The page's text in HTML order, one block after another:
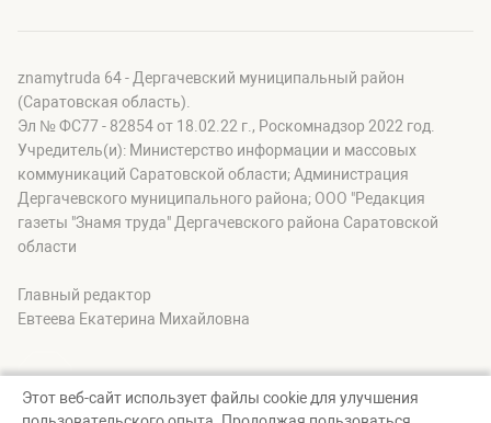
znamytruda 64 - Дергачевский муниципальный район
(Саратовская область).
Эл № ФС77 - 82854 от 18.02.22 г., Роскомнадзор 2022 год.
Учредитель(и): Министерство информации и массовых
коммуникаций Саратовской области; Администрация
Дергачевского муниципального района; OOO "Редакция
газеты "Знамя труда" Дергачевского района Саратовской
области
Главный редактор
Евтеева Екатерина Михайловна
Этот веб-сайт использует файлы cookie для улучшения